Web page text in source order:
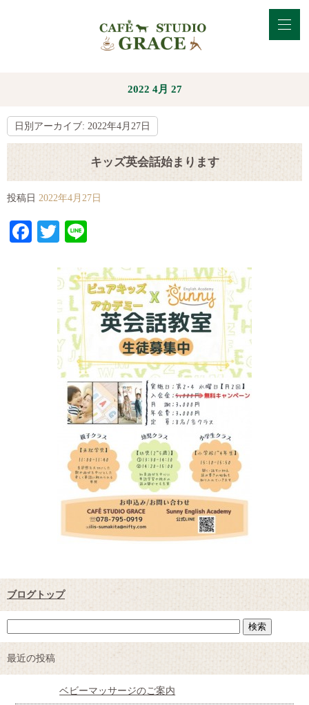
2022 4月 27
日別アーカイブ: 2022年4月27日
キッズ英会話始まります
投稿日 2022年4月27日
Facebook
Twitter
ブログトップ
最近の投稿
ベビーマッサージのご案内